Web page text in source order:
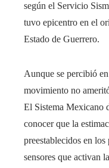
según el Servicio
tuvo epicentro en el
Estado de Guerrero.
Aunque se percibió
movimiento no
El Sistema Mexicano
conocer que la
preestablecidos en
sensores que activan